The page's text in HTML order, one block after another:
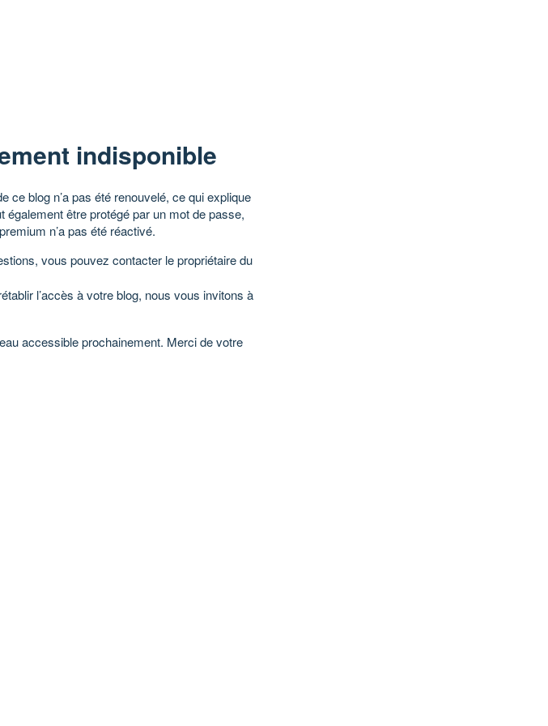
indisponible
ce blog n’a pas été renouvelé, ce qui explique
être protégé par un mot de passe,
n’a pas été réactivé.
vous pouvez contacter le propriétaire du
l’accès à votre blog, nous vous invitons à
accessible prochainement. Merci de votre